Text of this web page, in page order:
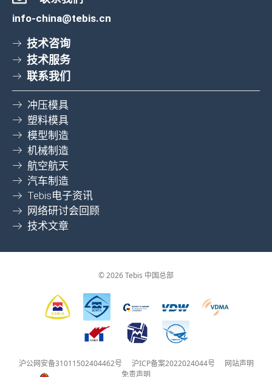
info-china@tebis.cn
技术咨询
技术服务
联系我们
冲压模具
塑料模具
模型制造
机械制造
航空航天
汽车制造
Tebis电子资讯
网络研讨会回顾
技术文章
© 2026 Tebis 中国总部
沪公网安备31011502404462号 沪ICP备案2022024044号
网站声明
免责声明